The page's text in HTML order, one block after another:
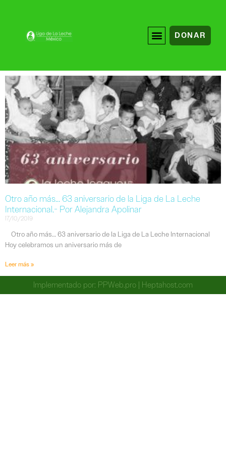
DONAR
Otro año más… 63 aniversario de la Liga de La Leche
Internacional.- Por Alejandra Apolinar
17/10/2019
Otro año más… 63 aniversario de la Liga de La Leche Internacional
Hoy celebramos un aniversario más de
Leer más »
Implementado por: PPWeb.pro | Heptahost.com